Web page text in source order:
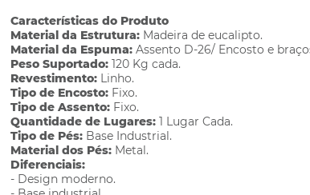
Características do Produto
Material da Estrutura: Madeira de eucalipto.
Material da Espuma: Assento D-26/ Encosto e
Peso Suportado: 120 Kg cada.
Revestimento: Linho.
Tipo de Encosto: Fixo.
Tipo de Assento: Fixo.
Quantidade de Lugares: 1 Lugar Cada.
Tipo de Pés: Base Industrial.
Material dos Pés: Metal.
Diferenciais:
- Design moderno.